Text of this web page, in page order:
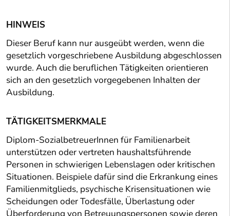
HINWEIS
Dieser Beruf kann nur ausgeübt werden, wenn die
gesetzlich vorgeschriebene Ausbildung abgeschlossen
wurde. Auch die beruflichen Tätigkeiten orientieren
sich an den gesetzlich vorgegebenen Inhalten der
Ausbildung.
TÄTIGKEITSMERKMALE
Diplom-SozialbetreuerInnen für Familienarbeit
unterstützen oder vertreten haushaltsführende
Personen in schwierigen Lebenslagen oder kritischen
Situationen. Beispiele dafür sind die Erkrankung eines
Familienmitglieds, psychische Krisensituationen wie
Scheidungen oder Todesfälle, Überlastung oder